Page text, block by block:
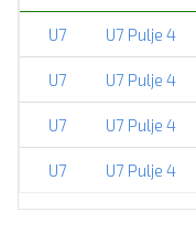
U7 U7 Pulje 4
U7 U7 Pulje 4
U7 U7 Pulje 4
U7 U7 Pulje 4